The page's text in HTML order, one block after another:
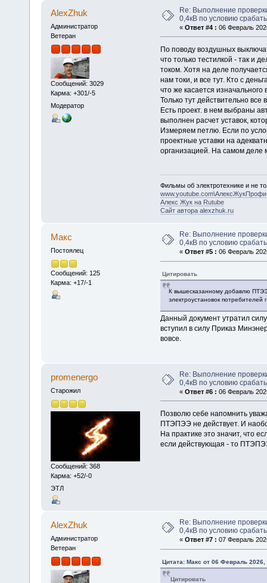
AlexZhuk
Администратор
Ветеран
Сообщений: 3029
Карма: +301/-5
Модератор
Re: Выполнение
0,4кВ по условию
« Ответ #4 : 06 Февраль
По поводу воздушных
что только тестилкой - так и
током. Хотя на деле
нам токи, и все тут. Кто с
что же касается
Только тут действительно все в
Есть проект. в нем выбраны
выполнен расчет уставок,
Измеряем петлю. Если по
проектные уставки на
организацией. На самом деле
Фильмы об электротехнике и не
www.youtube.com\АлексЖукПрофи
Алекс Жук на Rutube
Сайт автора alexzhuk.ru
Макс
Постоялец
Сообщений: 125
Карма: +17/-1
Re: Выполнение
0,4кВ по условию
« Ответ #5 : 06 Февраль
Цитировать
К вышесказанному добавлю
электроустановок потребителей
Данный документ утратил
вступил в силу Приказ
вовсе.
promenergo
Старожил
Сообщений: 368
Карма: +52/-0
ЭТЛ
Re: Выполнение
0,4кВ по условию
« Ответ #6 : 06 Февраль
Позволю себе напомнить
ПТЭПЭЭ не действует. И
На практике это значит, что
если действующая - то
AlexZhuk
Администратор
Ветеран
Re: Выполнение
0,4кВ по условию
« Ответ #7 : 07 Февраль
Цитата: Макс от 06 Февраль 2026,
Цитировать